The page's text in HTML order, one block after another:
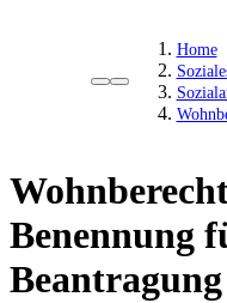
Home
Benennung
Beantragung